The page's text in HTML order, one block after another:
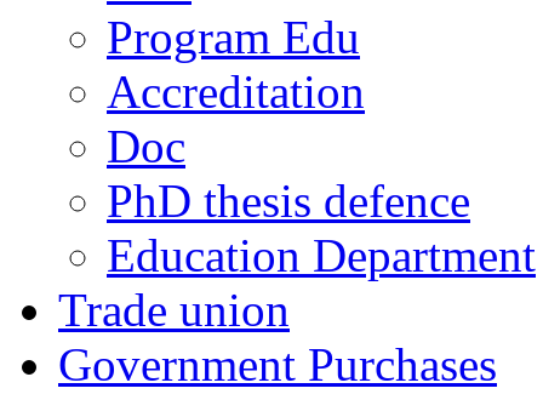
Program Edu
Accreditation
Doc
PhD thesis defence
Education Department
Trade union
Government Purchases